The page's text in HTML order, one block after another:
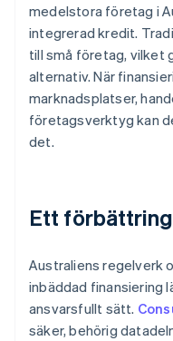
medelstora företag i
integrerad kredit.
till små företag,
alternativ. När
marknadsplatser,
företagsverktyg kan
det.
Ett
Australiens regelverk
inbäddad finansiering
ansvarsfullt sätt.
säker, behörig